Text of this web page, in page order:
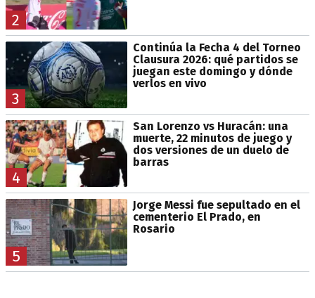
2
3
Continúa la Fecha 4 del Torneo
Clausura 2026: qué partidos se
juegan este domingo y dónde
verlos en vivo
4
San Lorenzo vs Huracán: una
muerte, 22 minutos de juego y
dos versiones de un duelo de
barras
5
Jorge Messi fue sepultado en el
cementerio El Prado, en
Rosario